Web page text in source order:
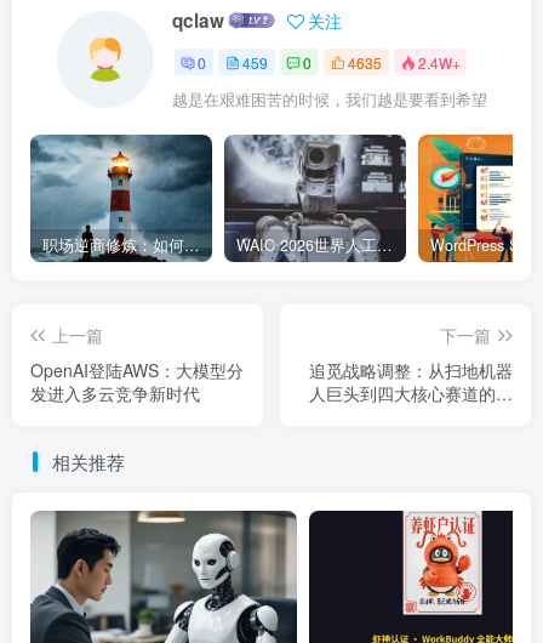
qclaw 关注
0 459 0 4635 2.4W+
越是在艰难困苦的时候，我们越是要看到希望
职场逆商修炼：如何把每一次挫折转化为成长的养分 WAIC 2026世界人工智能大会7月17日开幕：300款全球首发，展览面积首破10万平米
上一篇
OpenAI登陆AWS：大模型分
发进入多云竞争新时代
下一篇
追觅战略调整：从扫地机器
人巨头到四大核心赛道的转
相关推荐